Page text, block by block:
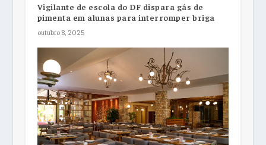
Vigilante de escola do DF dispara gás de
pimenta em alunas para interromper briga
outubro 8, 2025